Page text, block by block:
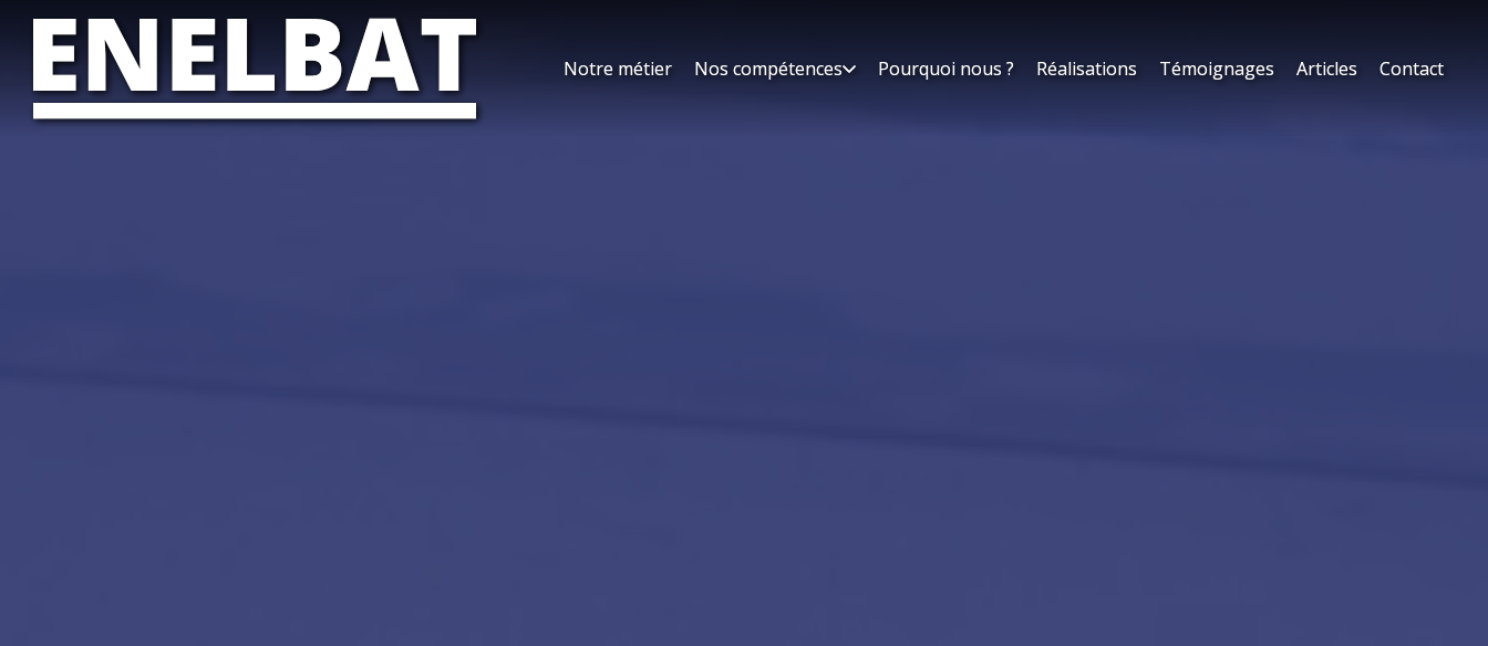
Notre métier Nos compétences Pourquoi nous ? Réalisations Témoignages Articles Contact
Notre métier Nos compétences Pourquoi nous ? Réalisations Témoignages Articles Contact